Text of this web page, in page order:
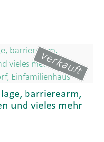
verkauft
barrierearm,
und vieles mehr